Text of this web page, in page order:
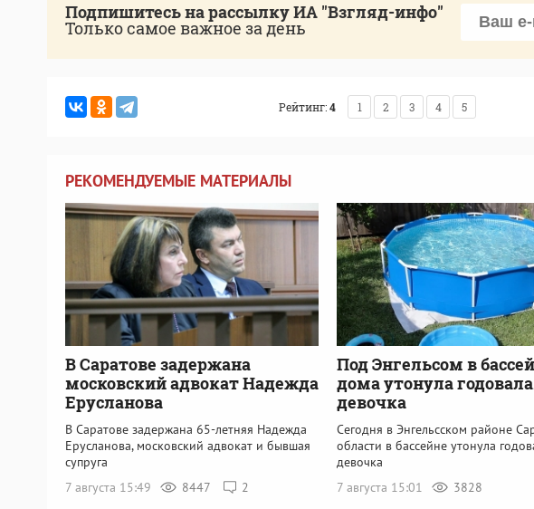
Подпишитесь на рассылку ИА "Взгляд-инфо"
Только самое важное за день
Рейтинг:4 1 2 3 4 5
РЕКОМЕНДУЕМЫЕ МАТЕРИАЛЫ
В Саратове задержана
московский адвокат Надежда
Ерусланова
В Саратове задержана 65-летняя Надежда
Ерусланова, московский адвокат и бывшая
супруга
7 августа 15:49
8447 2
Под Энгельсом в
дома утонула
девочка
Сегодня в Энгельсском районе
области в бассейне утонула
девочка
7 августа 15:01
3828